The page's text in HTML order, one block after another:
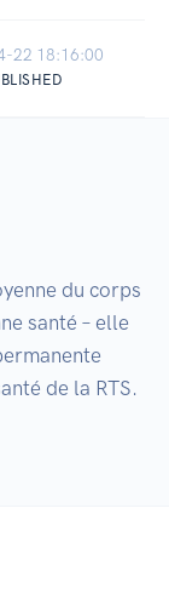
22 18:16:00
du corps
santé – elle
de la RTS.